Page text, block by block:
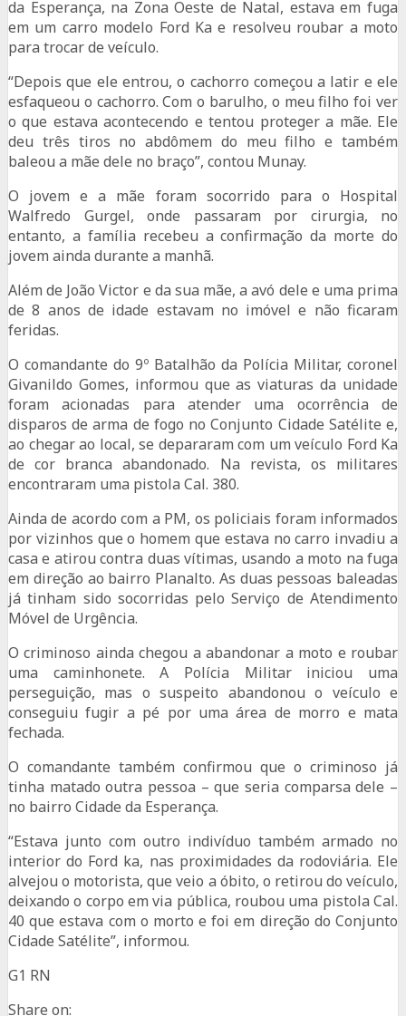
da Esperança, na Zona Oeste de Natal, estava em fuga
em um carro modelo Ford Ka e resolveu roubar a moto
para trocar de veículo.
“Depois que ele entrou, o cachorro começou a latir e ele
esfaqueou o cachorro. Com o barulho, o meu filho foi ver
o que estava acontecendo e tentou proteger a mãe. Ele
deu três tiros no abdômem do meu filho e também
baleou a mãe dele no braço”, contou Munay.
O jovem e a mãe foram socorrido para o Hospital
Walfredo Gurgel, onde passaram por cirurgia, no
entanto, a família recebeu a confirmação da morte do
jovem ainda durante a manhã.
Além de João Victor e da sua mãe, a avó dele e uma prima
de 8 anos de idade estavam no imóvel e não ficaram
feridas.
O comandante do 9º Batalhão da Polícia Militar, coronel
Givanildo Gomes, informou que as viaturas da unidade
foram acionadas para atender uma ocorrência de
disparos de arma de fogo no Conjunto Cidade Satélite e,
ao chegar ao local, se depararam com um veículo Ford Ka
de cor branca abandonado. Na revista, os militares
encontraram uma pistola Cal. 380.
Ainda de acordo com a PM, os policiais foram informados
por vizinhos que o homem que estava no carro invadiu a
casa e atirou contra duas vítimas, usando a moto na fuga
em direção ao bairro Planalto. As duas pessoas baleadas
já tinham sido socorridas pelo Serviço de Atendimento
Móvel de Urgência.
O criminoso ainda chegou a abandonar a moto e roubar
uma caminhonete. A Polícia Militar iniciou uma
perseguição, mas o suspeito abandonou o veículo e
conseguiu fugir a pé por uma área de morro e mata
fechada.
O comandante também confirmou que o criminoso já
tinha matado outra pessoa – que seria comparsa dele –
no bairro Cidade da Esperança.
“Estava junto com outro indivíduo também armado no
interior do Ford ka, nas proximidades da rodoviária. Ele
alvejou o motorista, que veio a óbito, o retirou do veículo,
deixando o corpo em via pública, roubou uma pistola Cal.
40 que estava com o morto e foi em direção do Conjunto
Cidade Satélite”, informou.
G1 RN
Share on: